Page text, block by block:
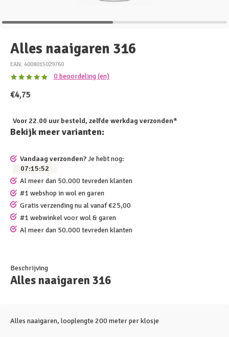
Alles naaigaren 316
EAN: 4008015029760
0 beoordeling (en)
€4,75
Voor 22.00 uur besteld, zelfde werkdag verzonden*
Bekijk meer varianten:
Vandaag verzonden?Je hebt nog:
07:15:52
Al meer dan 50.000 tevreden klanten
#1 webshop in wol en garen
Gratis verzending nu al vanaf €25,00
#1 webwinkel voor wol & garen
Al meer dan 50.000 tevreden klanten
Beschrijving
Alles naaigaren 316
Alles naaigaren, looplengte 200 meter per klosje